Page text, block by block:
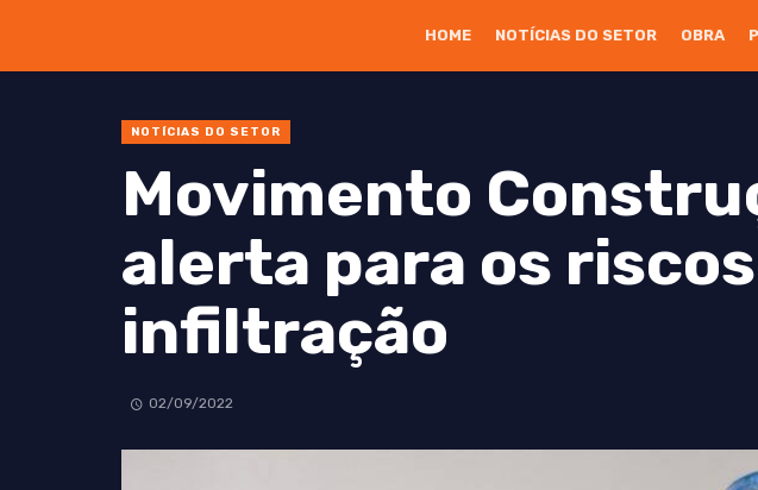
HOME NOTÍCIAS DO SETOR OBRA
NOTÍCIAS DO SETOR
Movimento
alerta para os
infiltração
02/09/2022